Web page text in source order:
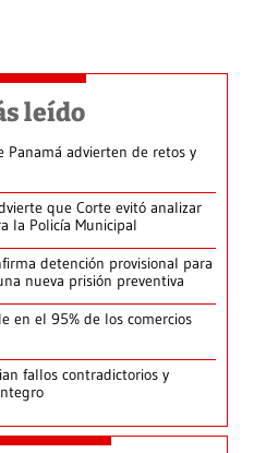
leído
Panamá advierten de retos y
que Corte evitó analizar
la Policía Municipal
detención provisional para
nueva prisión preventiva
en el 95% de los comercios
fallos contradictorios y